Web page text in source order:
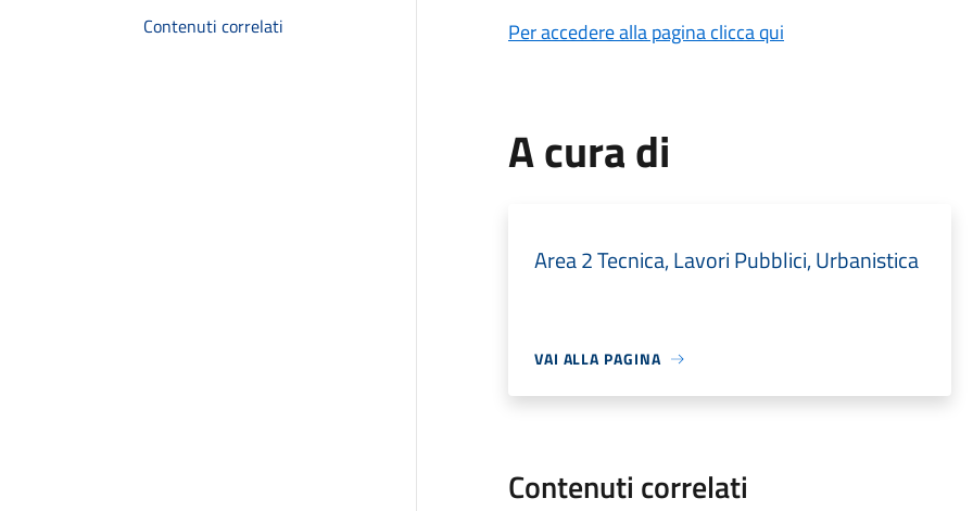
Contenuti correlati
Per accedere alla pagina clicca qui
A cura di
Area 2 Tecnica, Lavori Pubblici, Urbanistica
VAI ALLA PAGINA
Contenuti correlati